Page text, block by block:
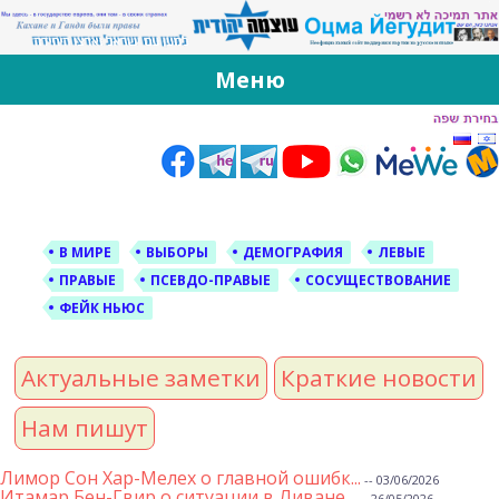
За Оцма Йегудит
עוצמה יהודית ברוסית ובעברית
Меню
В МИРЕ ВЫБОРЫ ДЕМОГРАФИЯ
ЛЕВЫЕ
ПРАВЫЕ
ПСЕВДО-ПРАВЫЕ
СОСУЩЕСТВОВАНИЕ
ФЕЙК НЬЮС
Актуальные заметки
Краткие новости
Нам пишут
Лимор Сон Хар-Мелех о главной ошибк... -- 03/06/2026